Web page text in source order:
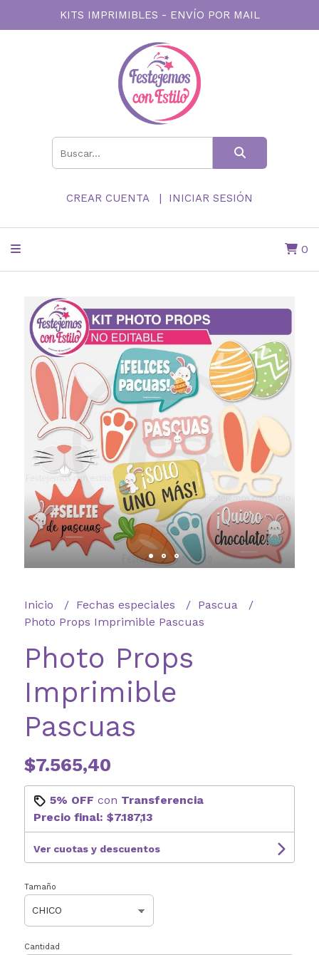
KITS IMPRIMIBLES - ENVÍO POR MAIL
CREAR CUENTA INICIAR SESIÓN
0
Inicio Fechas especiales
Pascua
Photo Props Imprimible Pascuas
Photo Props
Imprimible
Pascuas
$7.565,40
5% OFF con Transferencia
Precio final: $7.187,13
Ver cuotas y descuentos
Tamaño
Cantidad